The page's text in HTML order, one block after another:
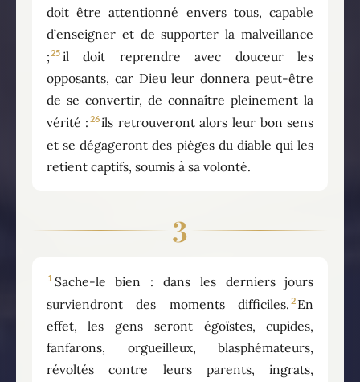
doit être attentionné envers tous, capable
d’enseigner et de supporter la malveillance
;25 il doit reprendre avec douceur les
opposants, car Dieu leur donnera peut-être
de se convertir, de connaître pleinement la
vérité : 26ils retrouveront alors leur bon sens
et se dégageront des pièges du diable qui les
retient captifs, soumis à sa volonté.
3
1 Sache-le bien : dans les derniers jours
surviendront des moments difficiles. 2 En
effet, les gens seront égoïstes, cupides,
fanfarons, orgueilleux, blasphémateurs,
révoltés contre leurs parents, ingrats,